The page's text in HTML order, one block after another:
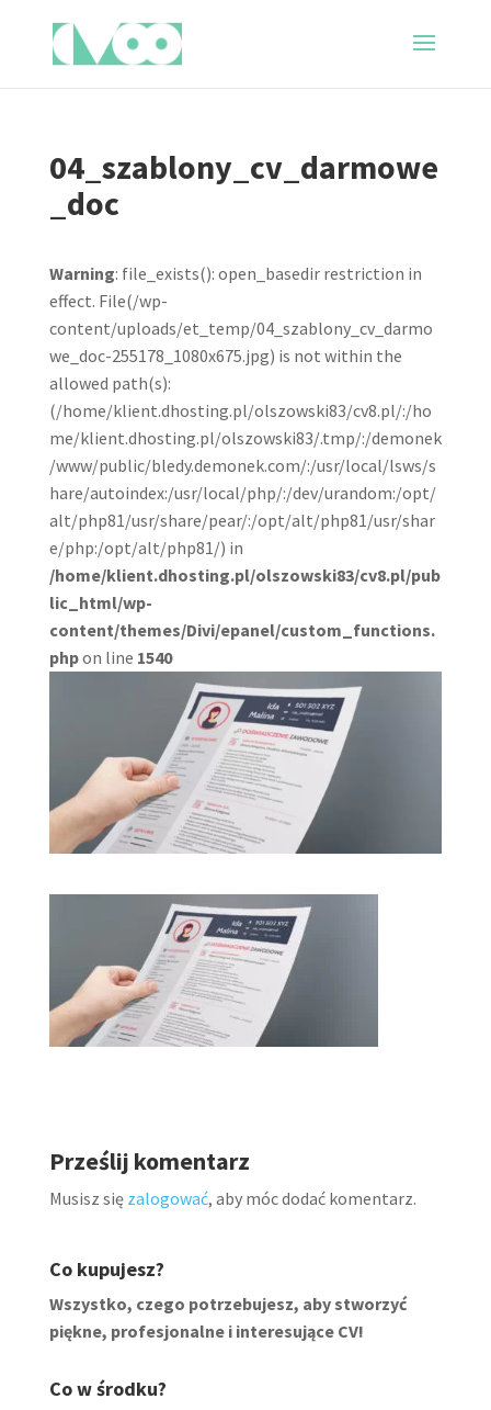
04_szablony_cv_darmowe
_doc
Warning: file_exists(): open_basedir restriction in
effect. File(/wp-
content/uploads/et_temp/04_szablony_cv_darmo
we_doc-255178_1080x675.jpg) is not within the
allowed path(s):
(/home/klient.dhosting.pl/olszowski83/cv8.pl/:/ho
me/klient.dhosting.pl/olszowski83/.tmp/:/demonek
/www/public/bledy.demonek.com/:/usr/local/lsws/s
hare/autoindex:/usr/local/php/:/dev/urandom:/opt/
alt/php81/usr/share/pear/:/opt/alt/php81/usr/shar
e/php:/opt/alt/php81/) in
/home/klient.dhosting.pl/olszowski83/cv8.pl/pub
lic_html/wp-
content/themes/Divi/epanel/custom_functions.
phpon line 1540
Prześlij komentarz
Musisz się zalogować, aby móc dodać komentarz.
Co kupujesz?
Wszystko, czego potrzebujesz, aby stworzyć
piękne, profesjonalne i interesujące CV!
Co w środku?